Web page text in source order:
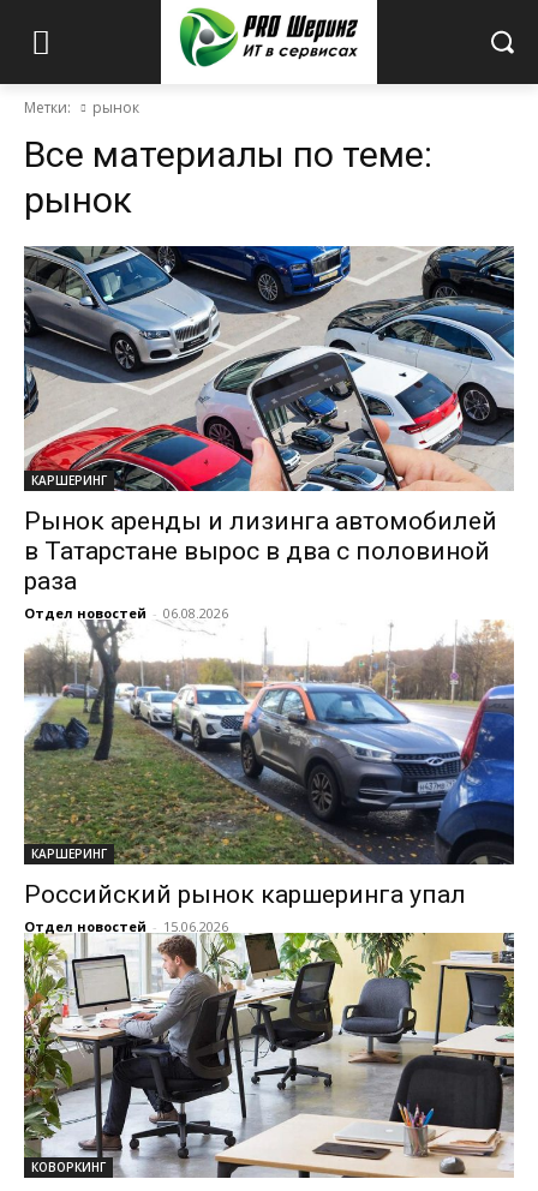
Метки: рынок
Все материалы по теме:
рынок
КАРШЕРИНГ
Рынок аренды и лизинга автомобилей
в Татарстане вырос в два с половиной
раза
Отдел новостей - 06.08.2026
КАРШЕРИНГ
Российский рынок каршеринга упал
Отдел новостей - 15.06.2026
КОВОРКИНГ